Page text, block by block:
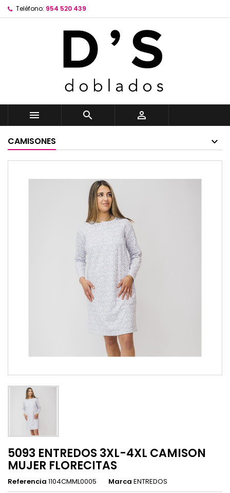
Teléfono: 954 520 439
  
CAMISONES
5093 ENTREDOS 3XL-4XL CAMISON
MUJER FLORECITAS
Referencia 1104CMML0005 Marca ENTREDOS